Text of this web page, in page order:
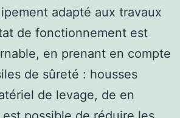
adapté aux travaux
de fonctionnement est
en prenant en compte
de sûreté : housses
de levage, de en